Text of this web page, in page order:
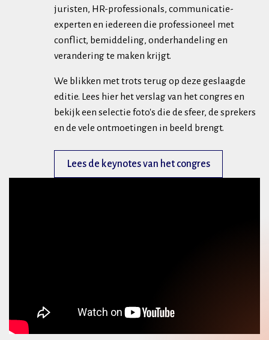
juristen, HR-professionals, communicatie-
experten en iedereen die professioneel met
conflict, bemiddeling, onderhandeling en
verandering te maken krijgt.
We blikken met trots terug op deze geslaagde
editie. Lees hier het verslag van het congres en
bekijk een selectie foto's die de sfeer, de sprekers
en de vele ontmoetingen in beeld brengt.
Lees de keynotes van het congres